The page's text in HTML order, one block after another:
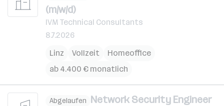
(m/w/d)
IVM Technical Consultants
8.7.2026
Linz
Vollzeit
Homeoffice
ab 4.400 € monatlich
Abgelaufen Network Security Engineer